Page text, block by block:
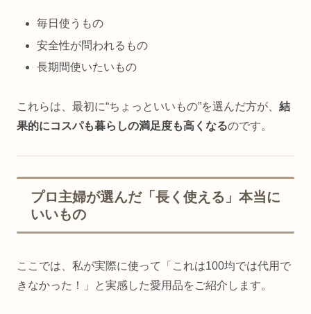
毎日使うもの
安全性が問われるもの
長期間使いたいもの
これらは、最初に“ちょっといいもの”を選んだ方が、 結
果的にコスパも暮らしの満足度も高くなるのです。
プロ主婦が選んだ「長く使える」本当に
いいもの
ここでは、私が実際に使って「これは100均では代用で
きなかった！」と実感した愛用品をご紹介します。